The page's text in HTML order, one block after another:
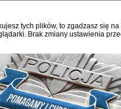
tych plików, to zgadzasz się na
Brak zmiany ustawienia